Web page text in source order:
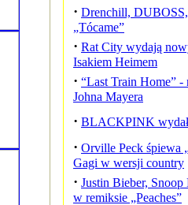
· Drenchill,
„Tócame”
· Rat City wydają
Isakiem Heimem
· “Last Train Home”
Johna Mayera
· BLACKPINK
· Orville Peck śpiewa
Gagi w wersji country
· Justin Bieber,
w remiksie „Peaches”